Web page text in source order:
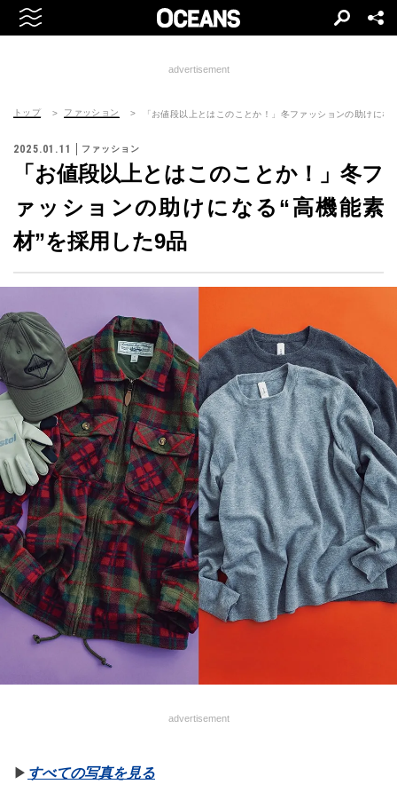
advertisement
トップ ファッション 「お値段以上とはこのことか！」冬ファッションの助けにな
2025.01.11 ファッション
「お値段以上とはこのことか！」冬フ
ァッションの助けになる“高機能素
材”を採用した9品
advertisement
▶︎ すべての写真を見る